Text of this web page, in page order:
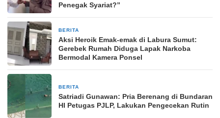
Penegak Syariat?”
BERITA
Aksi Heroik Emak-emak di Labura Sumut:
Gerebek Rumah Diduga Lapak Narkoba
Bermodal Kamera Ponsel
BERITA
Satriadi Gunawan: Pria Berenang di Bundaran
HI Petugas PJLP, Lakukan Pengecekan Rutin